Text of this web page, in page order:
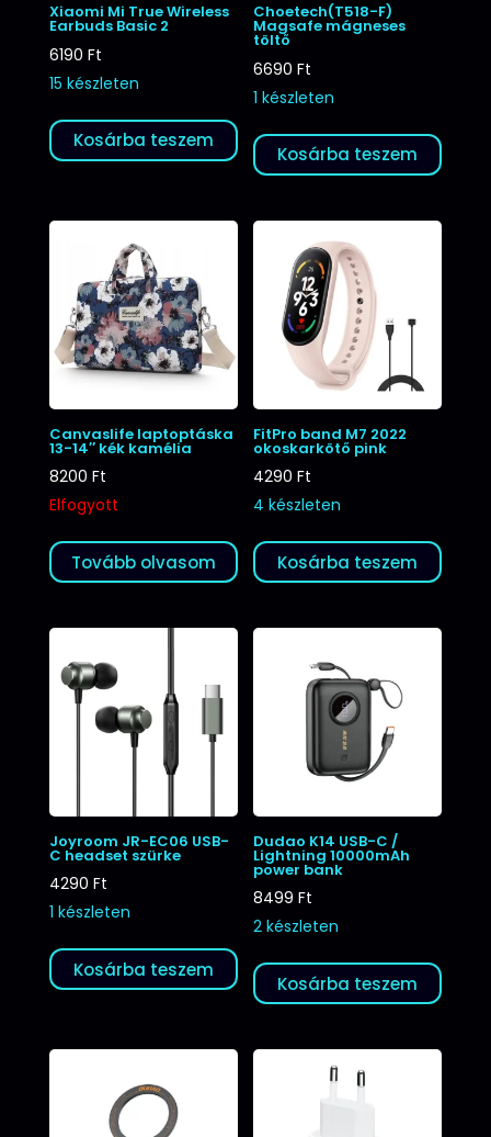
Xiaomi Mi True Wireless
Earbuds Basic 2
6190 Ft
15 készleten
Kosárba teszem
Choetech(T518-F)
Magsafe mágneses
töltő
6690Ft
1 készleten
Kosárba teszem
Canvaslife laptoptáska
13-14″ kék kamélia
8200 Ft
Elfogyott
Tovább olvasom
FitPro band M7 2022
okoskarkötő pink
4290Ft
4 készleten
Kosárba teszem
Joyroom JR-EC06 USB-
C headset szürke
4290 Ft
1 készleten
Kosárba teszem
Dudao K14 USB-C /
Lightning 10000mAh
power bank
8499Ft
2 készleten
Kosárba teszem